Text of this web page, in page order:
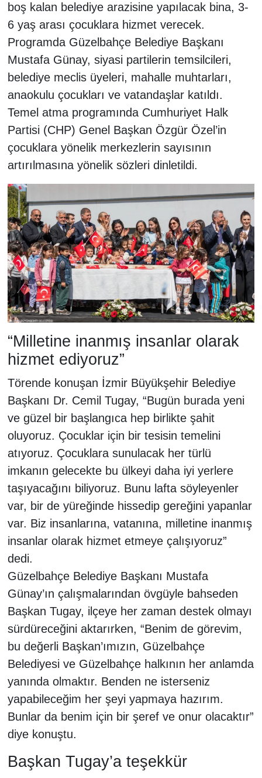
boş kalan belediye arazisine yapılacak bina, 3-
6 yaş arası çocuklara hizmet verecek.
Programda Güzelbahçe Belediye Başkanı
Mustafa Günay, siyasi partilerin temsilcileri,
belediye meclis üyeleri, mahalle muhtarları,
anaokulu çocukları ve vatandaşlar katıldı.
Temel atma programında Cumhuriyet Halk
Partisi (CHP) Genel Başkan Özgür Özel’in
çocuklara yönelik merkezlerin sayısının
artırılmasına yönelik sözleri dinletildi.
“Milletine inanmış insanlar olarak
hizmet ediyoruz”
Törende konuşan İzmir Büyükşehir Belediye
Başkanı Dr. Cemil Tugay, “Bugün burada yeni
ve güzel bir başlangıca hep birlikte şahit
oluyoruz. Çocuklar için bir tesisin temelini
atıyoruz. Çocuklara sunulacak her türlü
imkanın gelecekte bu ülkeyi daha iyi yerlere
taşıyacağını biliyoruz. Bunu lafta söyleyenler
var, bir de yüreğinde hissedip gereğini yapanlar
var. Biz insanlarına, vatanına, milletine inanmış
insanlar olarak hizmet etmeye çalışıyoruz”
dedi.
Güzelbahçe Belediye Başkanı Mustafa
Günay’ın çalışmalarından övgüyle bahseden
Başkan Tugay, ilçeye her zaman destek olmayı
sürdüreceğini aktarırken, “Benim de görevim,
bu değerli Başkan’ımızın, Güzelbahçe
Belediyesi ve Güzelbahçe halkının her anlamda
yanında olmaktır. Benden ne isterseniz
yapabileceğim her şeyi yapmaya hazırım.
Bunlar da benim için bir şeref ve onur olacaktır”
diye konuştu.
Başkan Tugay’a teşekkür